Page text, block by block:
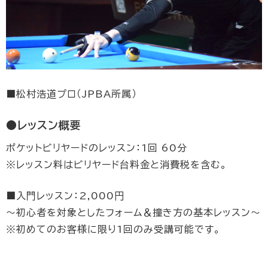
■松村浩道プロ（JPBA所属）
●レッスン概要
ポケットビリヤードのレッスン：1回 60分
※レッスン料はビリヤード台料金と消費税を含む。
■入門レッスン：2,000円
～初心者を対象としたフォーム＆撞き方の基本レッスン～
※初めてのお客様に限り1回のみ受講可能です。